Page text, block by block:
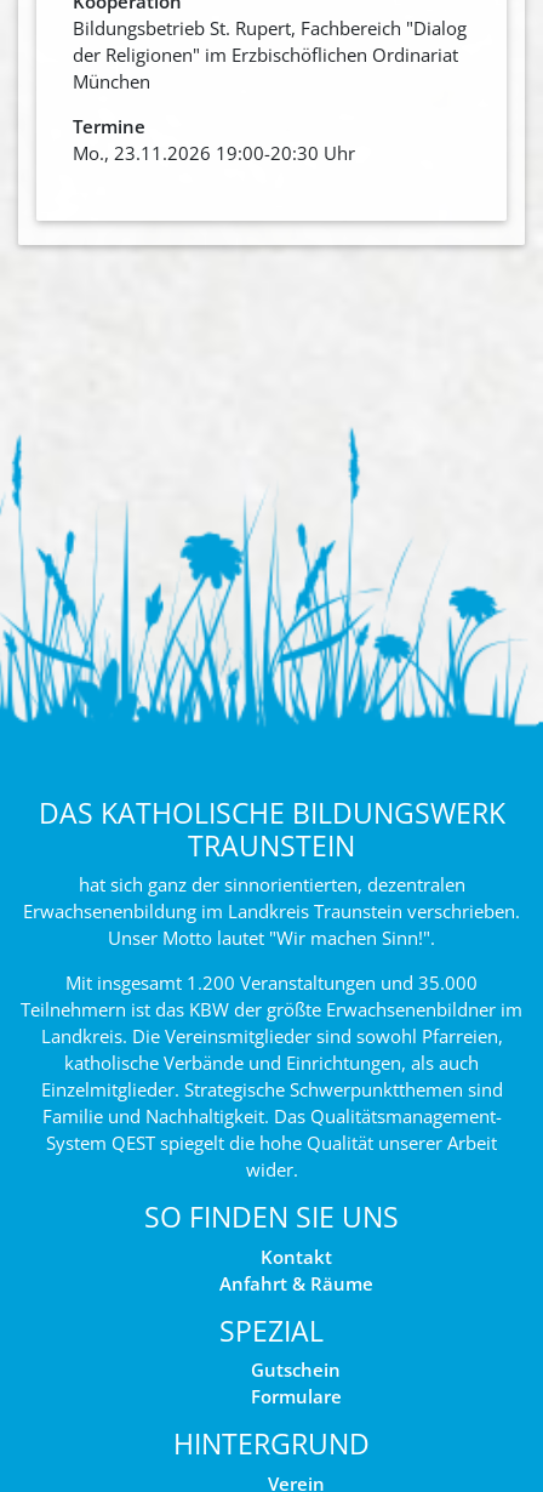
Bildungsbetrieb St. Rupert, Fachbereich "Dialog
der Religionen" im Erzbischöflichen Ordinariat
München
Termine
Mo., 23.11.2026 19:00-20:30 Uhr
DAS KATHOLISCHE BILDUNGSWERK
TRAUNSTEIN
hat sich ganz der sinnorientierten, dezentralen
Erwachsenenbildung im Landkreis Traunstein verschrieben.
Unser Motto lautet "Wir machen Sinn!".
Mit insgesamt 1.200 Veranstaltungen und 35.000
Teilnehmern ist das KBW der größte Erwachsenenbildner im
Landkreis. Die Vereinsmitglieder sind sowohl Pfarreien,
katholische Verbände und Einrichtungen, als auch
Einzelmitglieder. Strategische Schwerpunktthemen sind
Familie und Nachhaltigkeit. Das Qualitätsmanagement-
System QEST spiegelt die hohe Qualität unserer Arbeit
wider.
SO FINDEN SIE UNS
Kontakt
Anfahrt & Räume
SPEZIAL
Gutschein
Formulare
HINTERGRUND
Verein